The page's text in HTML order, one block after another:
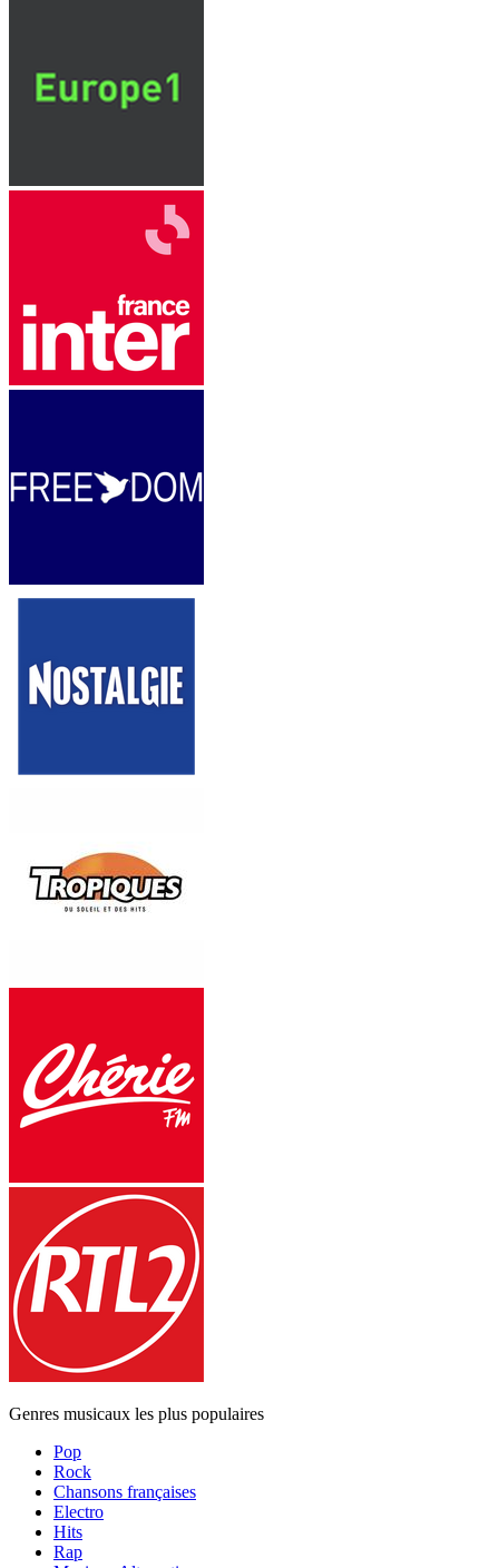
Genres musicaux les plus populaires
Pop
Rock
Chansons françaises
Electro
Hits
Rap